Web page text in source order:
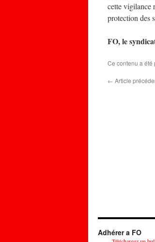
cette vigilance
protection des
FO, le
Ce contenu a été
← Article
Adhérer a FO